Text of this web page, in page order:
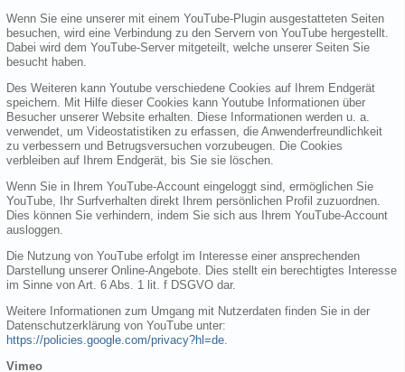
Wenn Sie eine unserer mit einem YouTube-Plugin ausgestatteten Seiten
besuchen, wird eine Verbindung zu den Servern von YouTube hergestellt.
Dabei wird dem YouTube-Server mitgeteilt, welche unserer Seiten Sie
besucht haben.
Des Weiteren kann Youtube verschiedene Cookies auf Ihrem Endgerät
speichern. Mit Hilfe dieser Cookies kann Youtube Informationen über
Besucher unserer Website erhalten. Diese Informationen werden u. a.
verwendet, um Videostatistiken zu erfassen, die Anwenderfreundlichkeit
zu verbessern und Betrugsversuchen vorzubeugen. Die Cookies
verbleiben auf Ihrem Endgerät, bis Sie sie löschen.
Wenn Sie in Ihrem YouTube-Account eingeloggt sind, ermöglichen Sie
YouTube, Ihr Surfverhalten direkt Ihrem persönlichen Profil zuzuordnen.
Dies können Sie verhindern, indem Sie sich aus Ihrem YouTube-Account
ausloggen.
Die Nutzung von YouTube erfolgt im Interesse einer ansprechenden
Darstellung unserer Online-Angebote. Dies stellt ein berechtigtes Interesse
im Sinne von Art. 6 Abs. 1 lit. f DSGVO dar.
Weitere Informationen zum Umgang mit Nutzerdaten finden Sie in der
Datenschutzerklärung von YouTube unter:
https://policies.google.com/privacy?hl=de
Vimeo